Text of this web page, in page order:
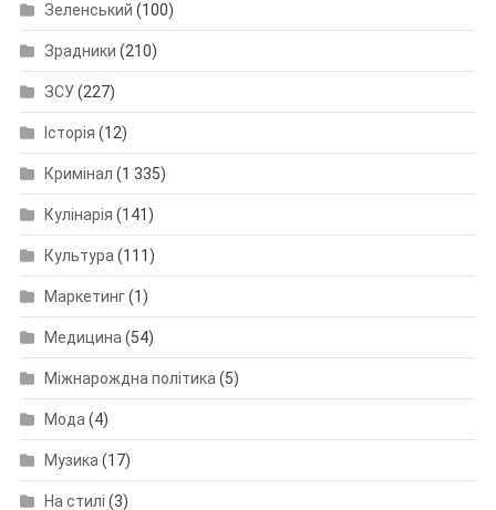
Зеленський (100)
Зрадники (210)
ЗСУ(227)
Історія (12)
Кримінал (1 335)
Кулінарія (141)
Культура(111)
Маркетинг(1)
Медицина(54)
Міжнарождна політика(5)
Мода(4)
Музика(17)
На стилі (3)